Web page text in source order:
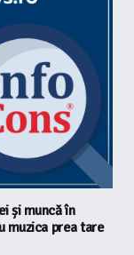
și muncă în
muzica prea tare